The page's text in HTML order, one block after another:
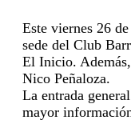
Este viernes 26
sede del Club
El Inicio.
Nico Peñaloza.
La entrada
mayor